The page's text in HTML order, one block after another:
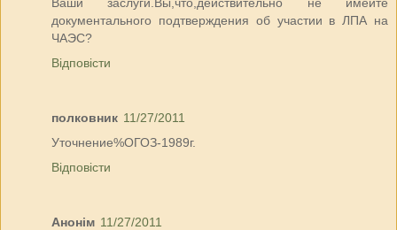
документального подтверждения об участии в ЛПА на
ЧАЭС?
Відповісти
полковник 11/27/2011
Уточнение%ОГОЗ-1989г.
Відповісти
Анонім 11/27/2011